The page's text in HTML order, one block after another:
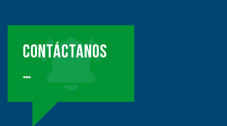
CONTÁCTANOS
…